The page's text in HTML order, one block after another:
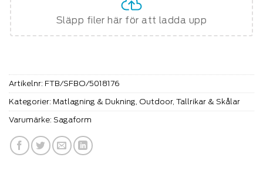
Släpp filer här för att ladda upp
Artikelnr: FTB/SFBO/5018176
Kategorier: Matlagning & Dukning Outdoor, Tallrikar & Skålar
Varumärke: Sagaform